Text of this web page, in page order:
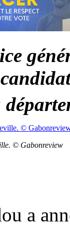
© Gabonreview
a